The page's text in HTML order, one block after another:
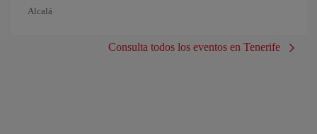
Alcalá
Consulta todos los eventos en Tenerife